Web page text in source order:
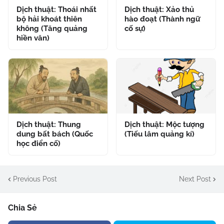
Dịch thuật: Thoái nhất
bộ hải khoát thiên
không (Tăng quảng
hiền văn)
Dịch thuật: Xảo thủ
hào đoạt (Thành ngữ
cố sự)
Dịch thuật: Thung
dung bất bách (Quốc
học điển cố)
Dịch thuật: Mộc tượng
(Tiếu lâm quảng kí)
Previous Post Next Post
Chia Sẻ